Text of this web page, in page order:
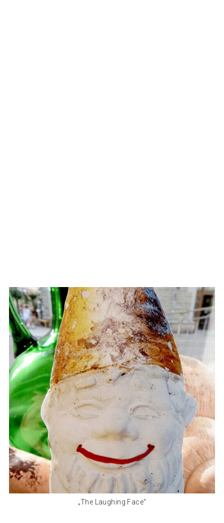
„The Laughing Face“